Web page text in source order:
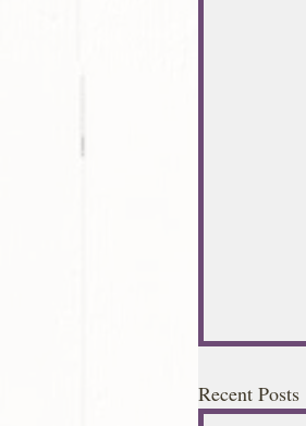
Recent Posts